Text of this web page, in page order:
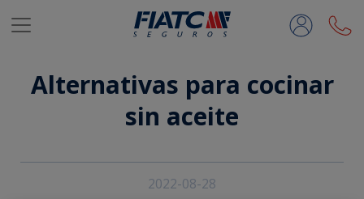
Saltar al contenido principal
Alternativas para cocinar
sin aceite
2022-08-28